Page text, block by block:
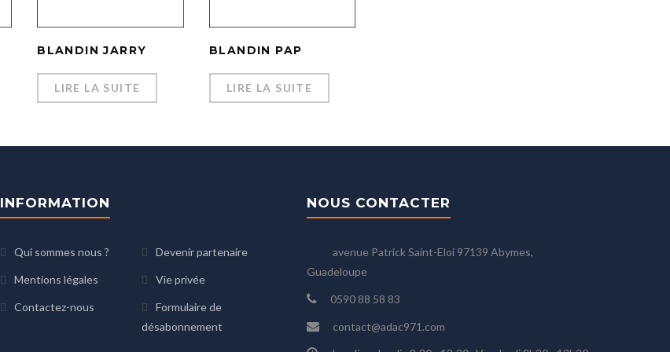
BLANDIN JARRY
LIRE LA SUITE
BLANDIN PAP
LIRE LA SUITE
INFORMATION
Qui sommes nous ? Devenir partenaire
Mentions légales Vie privée
Contactez-nous
Formulaire de
désabonnement
NOUS CONTACTER
avenue Patrick Saint-Eloi 97139 Abymes,
Guadeloupe
0590 88 58 83
contact@adac971.com